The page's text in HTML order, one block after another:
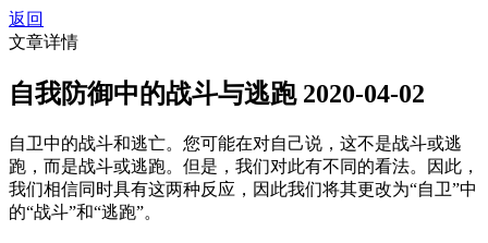
返回
文章详情
自我防御中的战斗与逃跑2020-04-02
自卫中的战斗和逃亡。您可能在对自己说，这不是战斗或逃
跑，而是战斗或逃跑。但是，我们对此有不同的看法。因此，
我们相信同时具有这两种反应，因此我们将其更改为“自卫”中
的“战斗”和“逃跑”。